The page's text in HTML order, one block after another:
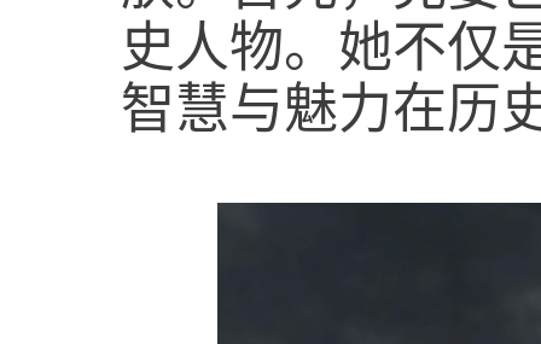
史人物。她不仅
智慧与魅力在历